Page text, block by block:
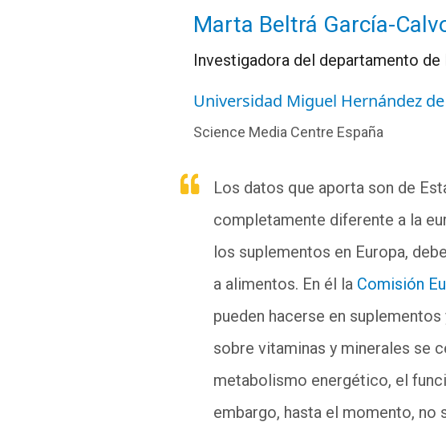
Marta Beltrá García-
Investigadora del departamento
Universidad Miguel Hernández
Science Media Centre España
Los datos que aporta son de
completamente diferente a la
los suplementos en Europa,
a alimentos. En él la Comisión
pueden hacerse en
sobre vitaminas y minerales se
metabolismo energético, el
embargo, hasta el momento, no